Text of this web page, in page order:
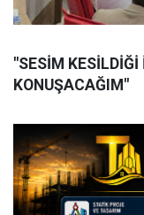
"SESİM
KONUŞACAĞIM"